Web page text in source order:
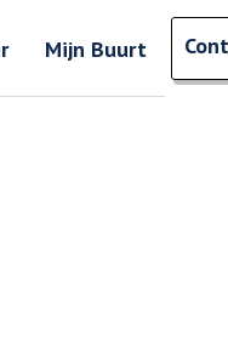
Mijn Buurt
Zoeken naar